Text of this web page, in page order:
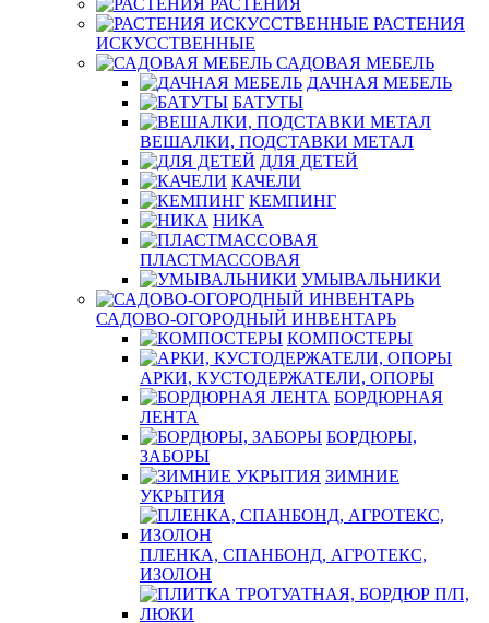
РАСТЕНИЯ
РАСТЕНИЯ
ИСКУССТВЕННЫЕ
САДОВАЯ МЕБЕЛЬ
ДАЧНАЯ МЕБЕЛЬ
БАТУТЫ
ВЕШАЛКИ, ПОДСТАВКИ МЕТАЛ
ДЛЯ ДЕТЕЙ
КАЧЕЛИ
КЕМПИНГ
НИКА
ПЛАСТМАССОВАЯ
УМЫВАЛЬНИКИ
САДОВО-ОГОРОДНЫЙ ИНВЕНТАРЬ
КОМПОСТЕРЫ
АРКИ, КУСТОДЕРЖАТЕЛИ, ОПОРЫ
БОРДЮРНАЯ
ЛЕНТА
БОРДЮРЫ,
ЗАБОРЫ
ЗИМНИЕ
УКРЫТИЯ
ПЛЕНКА, СПАНБОНД, АГРОТЕКС,
ИЗОЛОН